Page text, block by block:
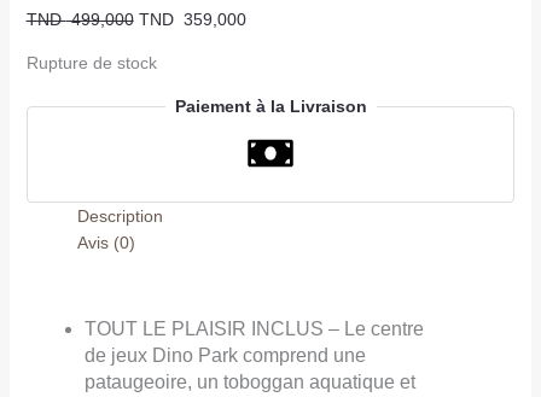
TND499,000 TND 359,000
Rupture de stock
Paiement à la Livraison
Description
Avis (0)
TOUT LE PLAISIR INCLUS – Le centre
de jeux Dino Park comprend une
pataugeoire, un toboggan aquatique et